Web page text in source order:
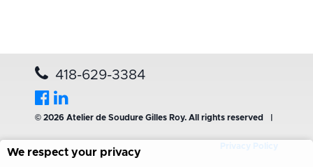
418-629-3384
© 2026 Atelier de Soudure Gilles Roy. All rights reserved
We respect your privacy